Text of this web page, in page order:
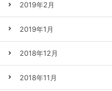
2019年2月
2019年1月
2018年12月
2018年11月